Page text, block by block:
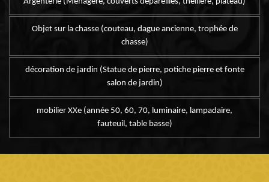
Objet sur la chasse (couteau, dague ancienne, trophée de
chasse)
décoration de jardin (Statue de pierre, potiche pierre et fonte
salon de jardin)
mobilier XXe (année 50, 60, 70, luminaire, lampadaire,
fauteuil, table basse)